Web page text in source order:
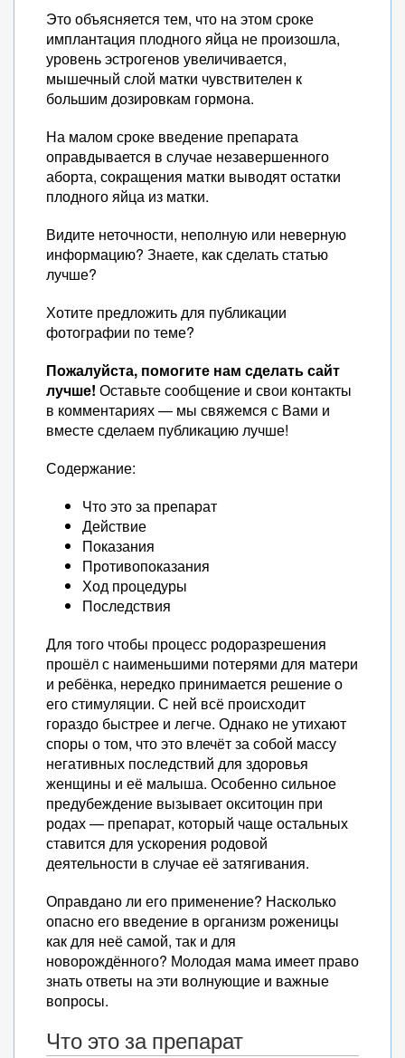
Это объясняется тем, что на этом сроке
имплантация плодного яйца не произошла,
уровень эстрогенов увеличивается,
мышечный слой матки чувствителен к
большим дозировкам гормона.
На малом сроке введение препарата
оправдывается в случае незавершенного
аборта, сокращения матки выводят остатки
плодного яйца из матки.
Видите неточности, неполную или неверную
информацию? Знаете, как сделать статью
лучше?
Хотите предложить для публикации
фотографии по теме?
Пожалуйста, помогите нам сделать сайт
лучше! Оставьте сообщение и свои контакты
в комментариях — мы свяжемся с Вами и
вместе сделаем публикацию лучше!
Содержание:
Что это за препарат
Действие
Показания
Противопоказания
Ход процедуры
Последствия
Для того чтобы процесс родоразрешения
прошёл с наименьшими потерями для матери
и ребёнка, нередко принимается решение о
его стимуляции. С ней всё происходит
гораздо быстрее и легче. Однако не утихают
споры о том, что это влечёт за собой массу
негативных последствий для здоровья
женщины и её малыша. Особенно сильное
предубеждение вызывает окситоцин при
родах — препарат, который чаще остальных
ставится для ускорения родовой
деятельности в случае её затягивания.
Оправдано ли его применение? Насколько
опасно его введение в организм роженицы
как для неё самой, так и для
новорождённого? Молодая мама имеет право
знать ответы на эти волнующие и важные
вопросы.
Что это за препарат